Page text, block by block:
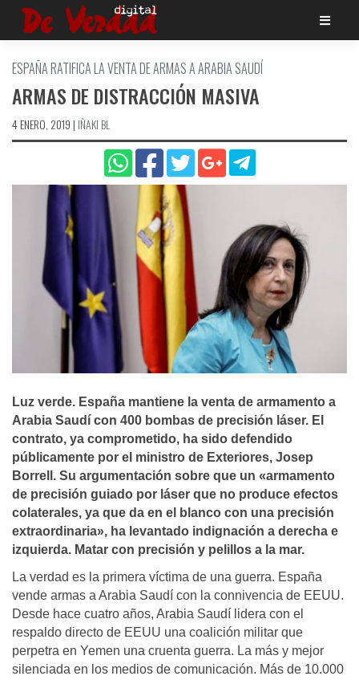
Saltar
ESPAÑA RATIFICA LA VENTA DE ARMAS A ARABIA SAUDÍ
ARMAS DE DISTRACCIÓN MASIVA
4 ENERO, 2019 | IÑAKI BL
Luz verde. España mantiene la venta de armamento a
Arabia Saudí con 400 bombas de precisión láser. El
contrato, ya comprometido, ha sido defendido
públicamente por el ministro de Exteriores, Josep
Borrell. Su argumentación sobre que un «armamento
de precisión guiado por láser que no produce efectos
colaterales, ya que da en el blanco con una precisión
extraordinaria», ha levantado indignación a derecha e
izquierda. Matar con precisión y pelillos a la mar.
La verdad es la primera víctima de una guerra. España
vende armas a Arabia Saudí con la connivencia de EEUU.
Desde hace cuatro años, Arabia Saudí lidera con el
respaldo directo de EEUU una coalición militar que
perpetra en Yemen una cruenta guerra. La más y mejor
silenciada en los medios de comunicación. Más de 10.000